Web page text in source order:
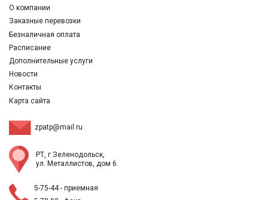
О компании
Заказные перевозки
Безналичная оплата
Расписание
Дополнительные услуги
Новости
Контакты
Карта сайта
zpatp@mail.ru
РТ, г.Зеленодольск,
ул. Металлистов, дом 6.
5-75-44- приемная